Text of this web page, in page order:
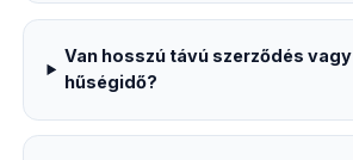
Van hosszú távú szerződés vagy
hűségidő?